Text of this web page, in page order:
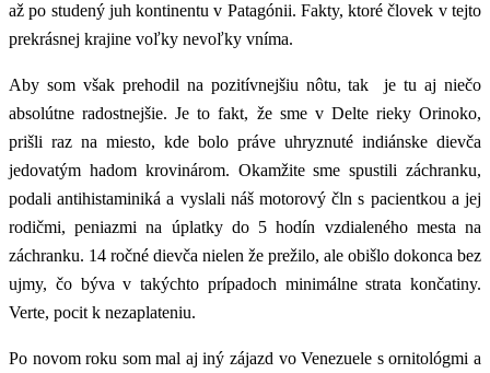
až po studený juh kontinentu v Patagónii. Fakty, ktoré človek v tejto
prekrásnej krajine voľky nevoľky vníma.
Aby som však prehodil na pozitívnejšiu nôtu, tak je tu aj niečo
absolútne radostnejšie. Je to fakt, že sme v Delte rieky Orinoko,
prišli raz na miesto, kde bolo práve uhryznuté indiánske dievča
jedovatým hadom krovinárom. Okamžite sme spustili záchranku,
podali antihistaminiká a vyslali náš motorový čln s pacientkou a jej
rodičmi, peniazmi na úplatky do 5 hodín vzdialeného mesta na
záchranku. 14 ročné dievča nielen že prežilo, ale obišlo dokonca bez
ujmy, čo býva v takýchto prípadoch minimálne strata končatiny.
Verte, pocit k nezaplateniu.
Po novom roku som mal aj iný zájazd vo Venezuele s ornitológmi a